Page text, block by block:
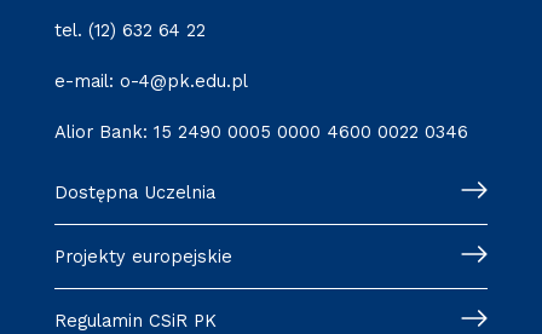
tel. (12) 632 64 22
e-mail: o-4@pk.edu.pl
Alior Bank: 15 2490 0005 0000 4600 0022 0346
Dostępna Uczelnia
Projekty europejskie
Regulamin CSiR PK